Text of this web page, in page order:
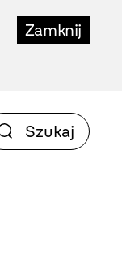
Zamknij